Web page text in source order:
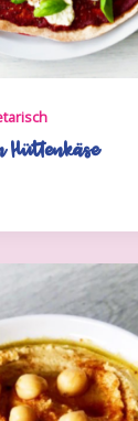
Hüttenkäse